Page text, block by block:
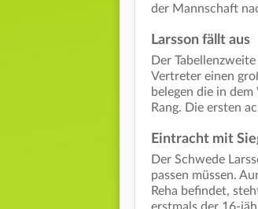
der Mannschaft
Larsson fällt aus
Der
Vertreter einen
belegen die in
Rang. Die ersten
Eintracht mit
Der Schwede
passen müssen.
Reha befindet,
erstmals der 16-